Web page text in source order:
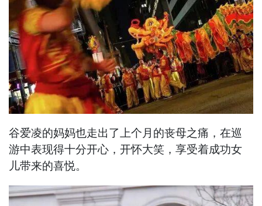
谷爱凌的妈妈也走出了上个月的丧母之痛，在巡
游中表现得十分开心，开怀大笑，享受着成功女
儿带来的喜悦。